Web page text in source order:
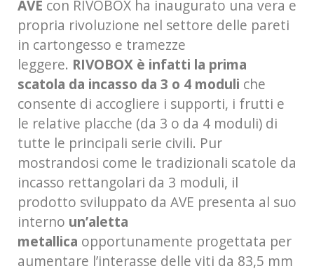
AVE con RIVOBOX ha inaugurato una vera e
propria rivoluzione nel settore delle pareti
in cartongesso e tramezze
leggere. RIVOBOX è infatti la prima
scatola da incasso da 3 o 4 moduli che
consente di accogliere i supporti, i frutti e
le relative placche (da 3 o da 4 moduli) di
tutte le principali serie civili. Pur
mostrandosi come le tradizionali scatole da
incasso rettangolari da 3 moduli, il
prodotto sviluppato da AVE presenta al suo
interno un’aletta
metallica opportunamente progettata per
aumentare l’interasse delle viti da 83,5 mm